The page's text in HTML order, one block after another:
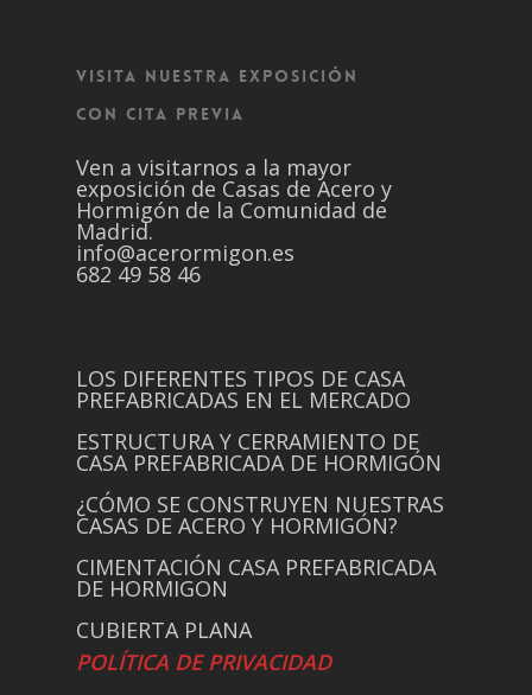
VISITA NUESTRA EXPOSICIÓN
CON CITA PREVIA
Ven a visitarnos a la mayor
exposición de Casas de Acero y
Hormigón de la Comunidad de
Madrid.
info@acerormigon.es
682 49 58 46
LOS DIFERENTES TIPOS DE CASA
PREFABRICADAS EN EL MERCADO
ESTRUCTURA Y CERRAMIENTO DE
CASA PREFABRICADA DE HORMIGÓN
¿CÓMO SE CONSTRUYEN NUESTRAS
CASAS DE ACERO Y HORMIGÓN?
CIMENTACIÓN CASA PREFABRICADA
DE HORMIGON
CUBIERTA PLANA
POLÍTICA DE PRIVACIDAD